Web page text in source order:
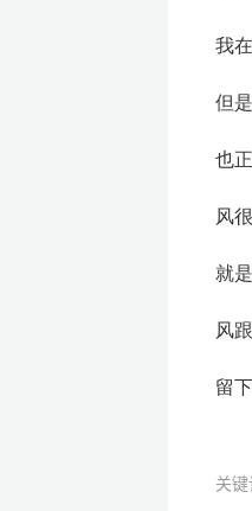
我
但
也
风
就
风
留
关键